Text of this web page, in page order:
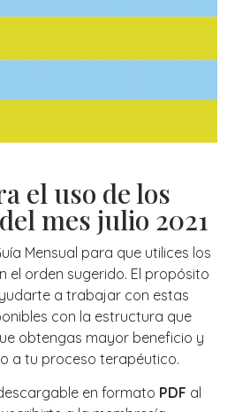
el uso de los
mes julio 2021
Mensual para que utilices los
el orden sugerido. El propósito
a trabajar con estas
con la estructura que
obtengas mayor beneficio y
a tu proceso terapéutico.
en formato PDF al